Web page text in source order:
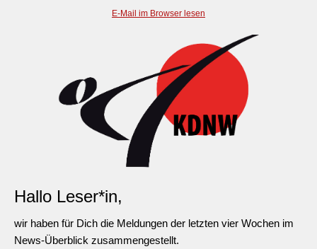
E-Mail im Browser lesen
Hallo Leser*in,
wir haben für Dich die Meldungen der letzten vier Wochen im
News-Überblick zusammengestellt.